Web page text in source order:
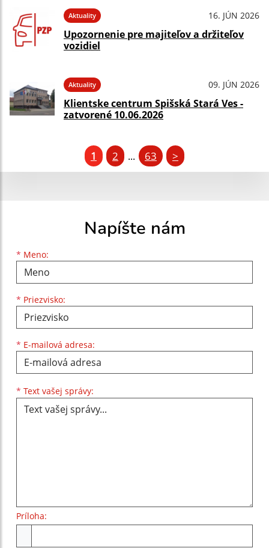
Aktuality 16. JÚN 2026
Upozornenie pre majiteľov a držiteľov
vozidiel
Aktuality 09. JÚN 2026
Klientske centrum Spišská Stará Ves -
zatvorené 10.06.2026
1 2 ... 63 >
Napíšte nám
* Meno:
Meno
* Priezvisko:
Priezvisko
* E-mailová adresa:
E-mailová adresa
* Text vašej správy:
Príloha: